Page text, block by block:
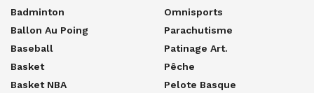
Badminton
Ballon Au Poing
Baseball
Basket
Basket NBA
Omnisports
Parachutisme
Patinage Art.
Pêche
Pelote Basque